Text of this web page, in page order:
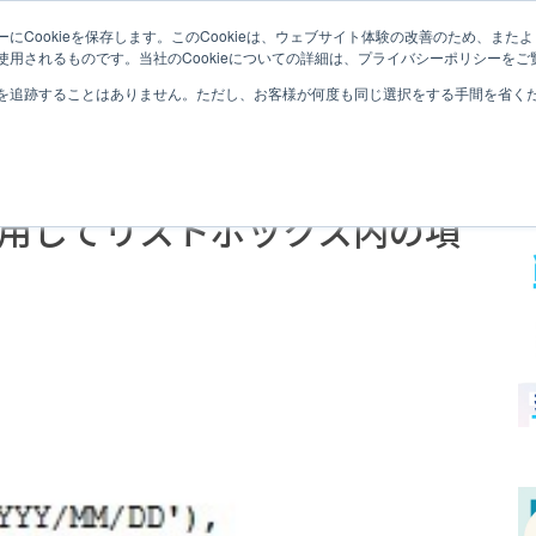
Cookieを保存します。このCookieは、ウェブサイト体験の改善のため、また
されるものです。当社のCookieについての詳細は、プライバシーポリシーをご
追跡することはありません。ただし、お客様が何度も同じ選択をする手間を省
してリストボックス内の項